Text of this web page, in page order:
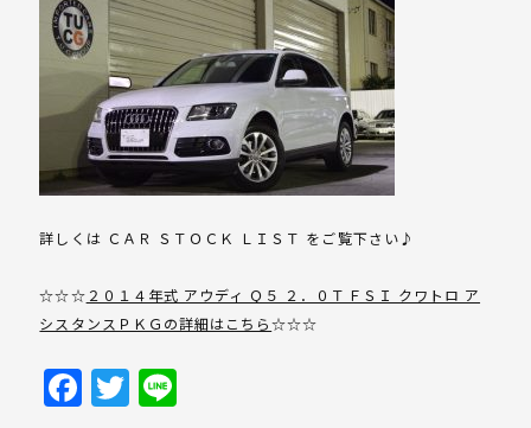
詳しくは ＣＡＲ ＳＴＯＣＫ ＬＩＳＴ をご覧下さい♪
☆☆☆ ２０１４年式 アウディ Ｑ５ ２．０ＴＦＳＩ クワトロ ア
シスタンスＰＫＧの詳細はこちら☆☆☆
Facebook
Twitter